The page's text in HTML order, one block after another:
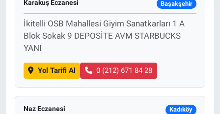
Karakuş Eczanesi Başakşehir
İkitelli OSB Mahallesi Giyim Sanatkarları 1 A
Blok Sokak 9 DEPOSİTE AVM STARBUCKS
YANI
Yol Tarifi Al 0 (212) 671 84 28
Naz Eczanesi Kadıköy